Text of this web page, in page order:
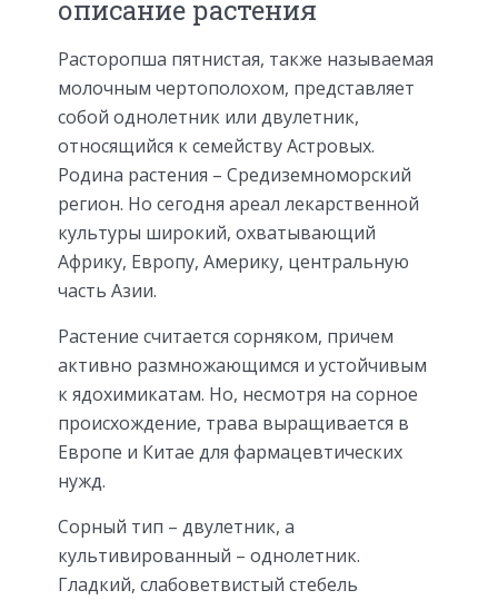
описание растения
Расторопша пятнистая, также называемая
молочным чертополохом, представляет
собой однолетник или двулетник,
относящийся к семейству Астровых.
Родина растения – Средиземноморский
регион. Но сегодня ареал лекарственной
культуры широкий, охватывающий
Африку, Европу, Америку, центральную
часть Азии.
Растение считается сорняком, причем
активно размножающимся и устойчивым
к ядохимикатам. Но, несмотря на сорное
происхождение, трава выращивается в
Европе и Китае для фармацевтических
нужд.
Сорный тип – двулетник, а
культивированный – однолетник.
Гладкий, слабоветвистый стебель